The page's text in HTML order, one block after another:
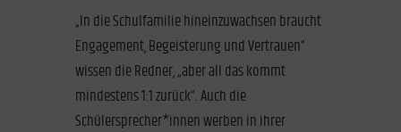
„In die Schulfamilie hineinzuwachsen braucht
Engagement, Begeisterung und Vertrauen“
wissen die Redner, „aber all das kommt
mindestens 1:1 zurück“. Auch die
Schülersprecher*innen werben in ihrer